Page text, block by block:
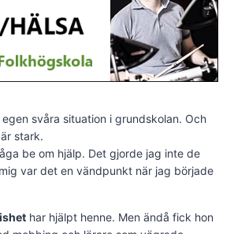
svåra situation i grundskolan. Och
stark.
be om hjälp. Det gjorde jag inte de
var det en vändpunkt när jag började
har hjälpt henne. Men ändå fick hon